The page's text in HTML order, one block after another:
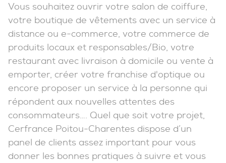
Vous souhaitez ouvrir votre salon de coiffure,
votre boutique de vêtements avec un service à
distance ou e-commerce, votre commerce de
produits locaux et responsables/Bio, votre
restaurant avec livraison à domicile ou vente à
emporter, créer votre franchise d'optique ou
encore proposer un service à la personne qui
répondent aux nouvelles attentes des
consommateurs…. Quel que soit votre projet,
Cerfrance Poitou-Charentes dispose d’un
panel de clients assez important pour vous
donner les bonnes pratiques à suivre et vous